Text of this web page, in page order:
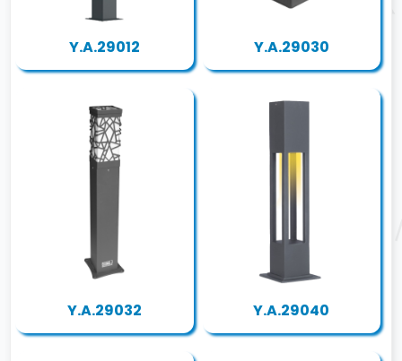
Y.A.29012 Y.A.29030
Y.A.29032 Y.A.29040